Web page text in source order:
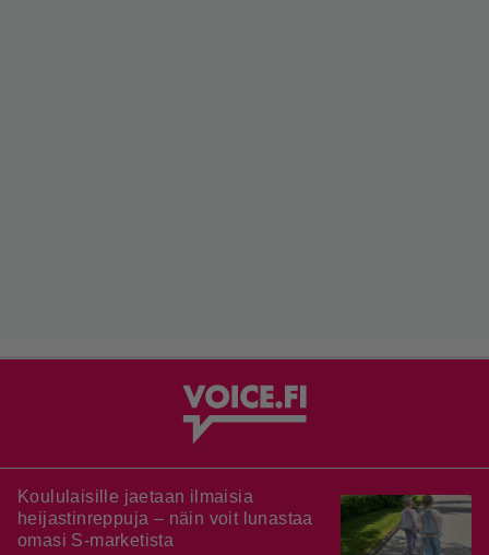
Koululaisille jaetaan ilmaisia
heijastinreppuja – näin voit lunastaa
omasi S-marketista